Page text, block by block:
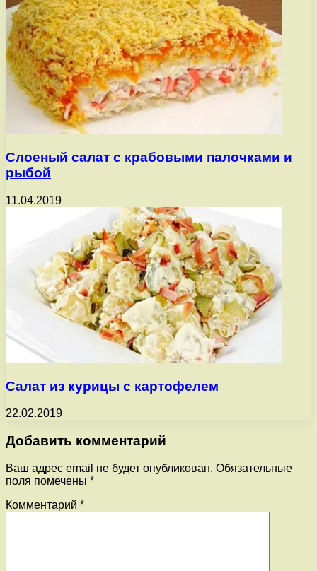
Слоеный салат с крабовыми палочками и
рыбой
11.04.2019
Салат из курицы с картофелем
22.02.2019
Добавить комментарий
Ваш адрес email не будет опубликован. Обязательные
поля помечены *
Комментарий *